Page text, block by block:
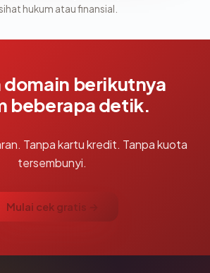
hukum atau finansial.
domain berikutnya
beberapa detik.
Tanpa kartu kredit. Tanpa kuota
tersembunyi.
Mulai cek gratis →